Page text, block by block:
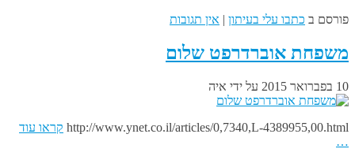
פורסם ב כתבו עלי בעיתון | אין תגובות
משפחת אוברדרפט שלום
10 בפברואר 2015 על ידי איה
http://www.ynet.co.il/articles/0,7340,L-4389955,00.html קראו עוד
…